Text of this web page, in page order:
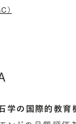
）
学の国際的教育